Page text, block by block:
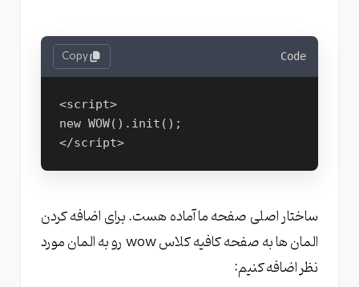
Code
Copy
<script>
new WOW().init();
</script>
ساختار اصلی صفحه ما آماده هست. برای اضافه کردن
المان ها به صفحه کافیه کلاس wow رو به المان مورد
نظر اضافه کنیم: